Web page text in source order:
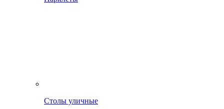
Столы уличные